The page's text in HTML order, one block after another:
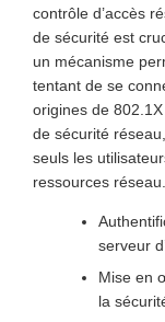
contrôle d’accès
de sécurité est
un mécanisme
tentant de se
origines de
de sécurité
seuls les
ressources réseau.
serveur
Mise en
la